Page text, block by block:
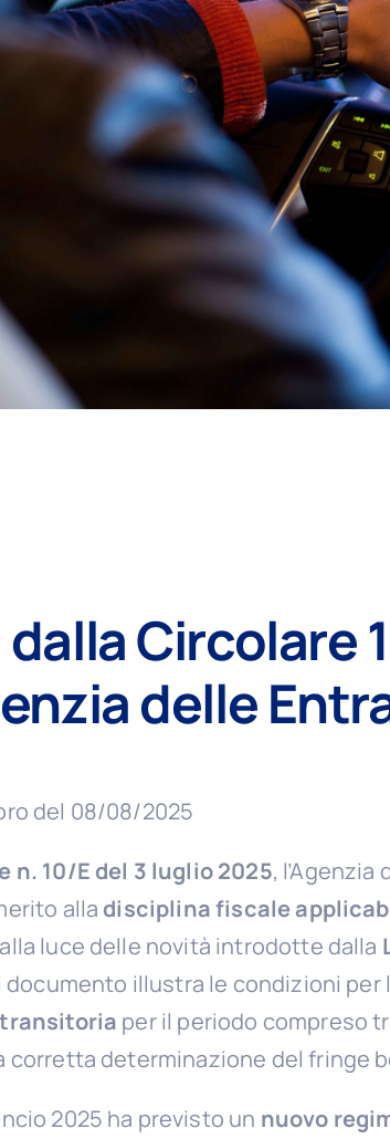
Circolare
delle
del 08/08/2025
n. 10/E del 3 luglio 2025,
alla disciplina fiscale
alla luce delle novità introdotte dalla
illustra le condizioni per
per il periodo compreso
corretta determinazione del fringe
2025 ha previsto un nuovo